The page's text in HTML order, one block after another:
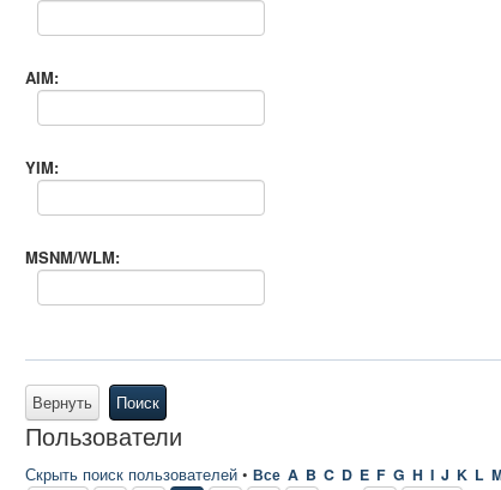
AIM:
YIM:
MSNM/WLM:
Вернуть Поиск
Пользователи
Скрыть поиск пользователей • Все A B C D E F G H I J K L